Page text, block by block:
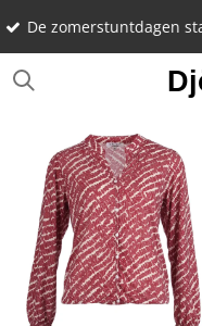
Ga
naar
de
starten op